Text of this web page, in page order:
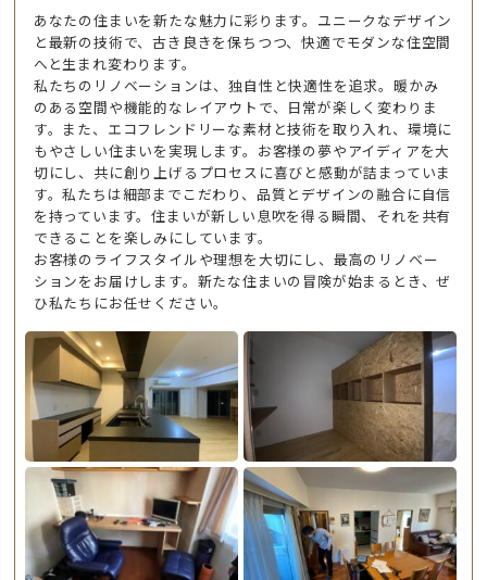
あなたの住まいを新たな魅力に彩ります。ユニークなデザイン
と最新の技術で、古き良きを保ちつつ、快適でモダンな住空間
へと生まれ変わります。
私たちのリノベーションは、独自性と快適性を追求。暖かみ
のある空間や機能的なレイアウトで、日常が楽しく変わりま
す。また、エコフレンドリーな素材と技術を取り入れ、環境に
もやさしい住まいを実現します。お客様の夢やアイディアを大
切にし、共に創り上げるプロセスに喜びと感動が詰まっていま
す。私たちは細部までこだわり、品質とデザインの融合に自信
を持っています。住まいが新しい息吹を得る瞬間、それを共有
できることを楽しみにしています。
お客様のライフスタイルや理想を大切にし、最高のリノベー
ションをお届けします。新たな住まいの冒険が始まるとき、ぜ
ひ私たちにお任せください。